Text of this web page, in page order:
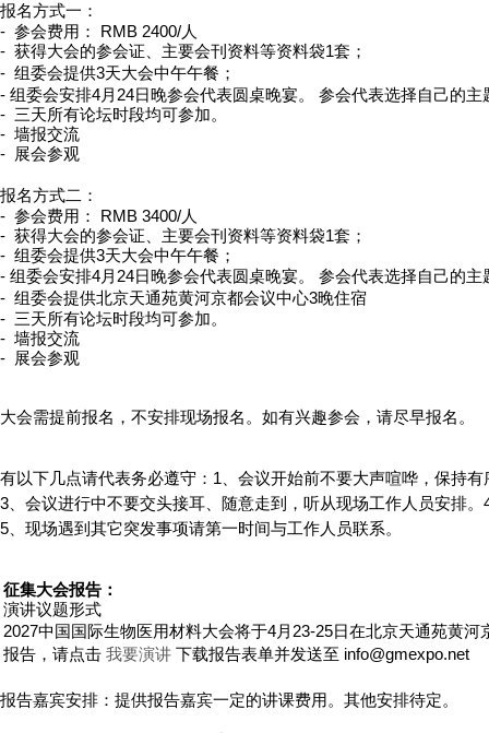
报名方式一：
- 参会费用： RMB 2400/人
- 获得大会的参会证、主要会刊资料等资料袋1套；
- 组委会提供3天大会中午午餐；
- 组委会安排4月24日晚参会代表圆桌晚宴。 参会代表选择自己的
- 三天所有论坛时段均可参加。
- 墙报交流
- 展会参观
报名方式二：
- 参会费用： RMB 3400/人
- 获得大会的参会证、主要会刊资料等资料袋1套；
- 组委会提供3天大会中午午餐；
- 组委会安排4月24日晚参会代表圆桌晚宴。 参会代表选择自己的
- 组委会提供北京天通苑黄河京都会议中心3晚住宿
- 三天所有论坛时段均可参加。
- 墙报交流
- 展会参观
大会需提前报名，不安排现场报名。如有兴趣参会，请尽早报名。
有以下几点请代表务必遵守： 1 、会议开始前不要大声喧哗，保持
3 、会议进行中不要交头接耳、随意走到，听从现场工作人员安排。
5 、现场遇到其它突发事项请第一时间与工作人员联系。
征集大会报告：
演讲议题形式
2027中国国际生物医用材料大会将于4月23-25日在北京天通苑黄河
报告，请点击我要演讲 下载报告表单并发送至 info@gmexpo.net
报告嘉宾安排：提供报告嘉宾一定的讲课费用。其他安排待定。